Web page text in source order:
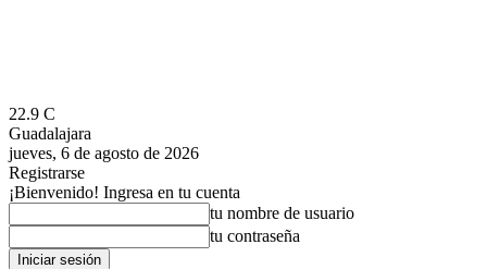
22.9 C
Guadalajara
jueves, 6 de agosto de 2026
Registrarse
¡Bienvenido! Ingresa en tu cuenta
tu nombre de usuario
tu contraseña